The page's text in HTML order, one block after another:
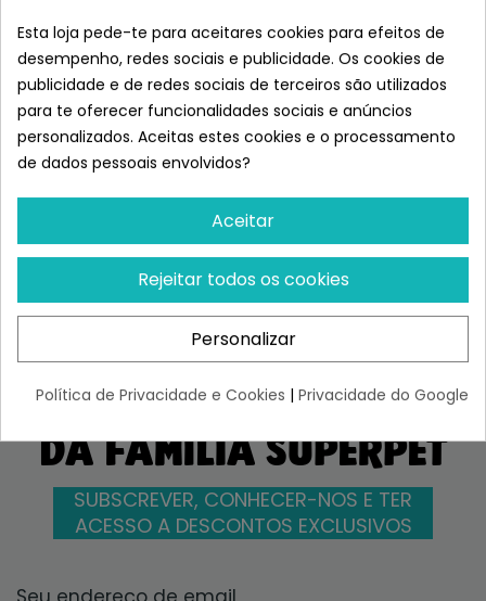
KONG Brinquedo Macaco
Para Cães Tugger Knots
Monkey...
KONG
KONG Knots Dragon De
Peluche
FAZ PARTE
DA FAMÍLIA SUPERPET
SUBSCREVER, CONHECER-NOS E TER
ACESSO A DESCONTOS EXCLUSIVOS
Esta loja pede-te para aceitares cookies para efeitos de
desempenho, redes sociais e publicidade. Os cookies de
publicidade e de redes sociais de terceiros são utilizados
para te oferecer funcionalidades sociais e anúncios
personalizados. Aceitas estes cookies e o processamento
de dados pessoais envolvidos?
Aceitar
Rejeitar todos os cookies
Personalizar
Política de Privacidade e Cookies | Privacidade do Google